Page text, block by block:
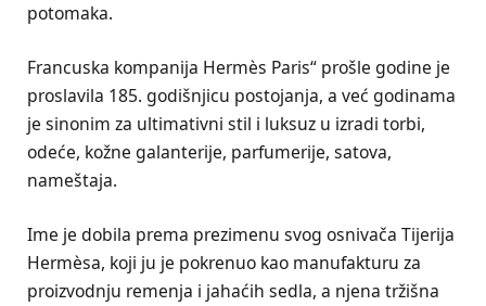
potomaka.
Francuska kompanija Hermès Paris“ prošle godine je
proslavila 185. godišnjicu postojanja, a već godinama
je sinonim za ultimativni stil i luksuz u izradi torbi,
odeće, kožne galanterije, parfumerije, satova,
nameštaja.
Ime je dobila prema prezimenu svog osnivača Tijerija
Hermèsa, koji ju je pokrenuo kao manufakturu za
proizvodnju remenja i jahaćih sedla, a njena tržišna